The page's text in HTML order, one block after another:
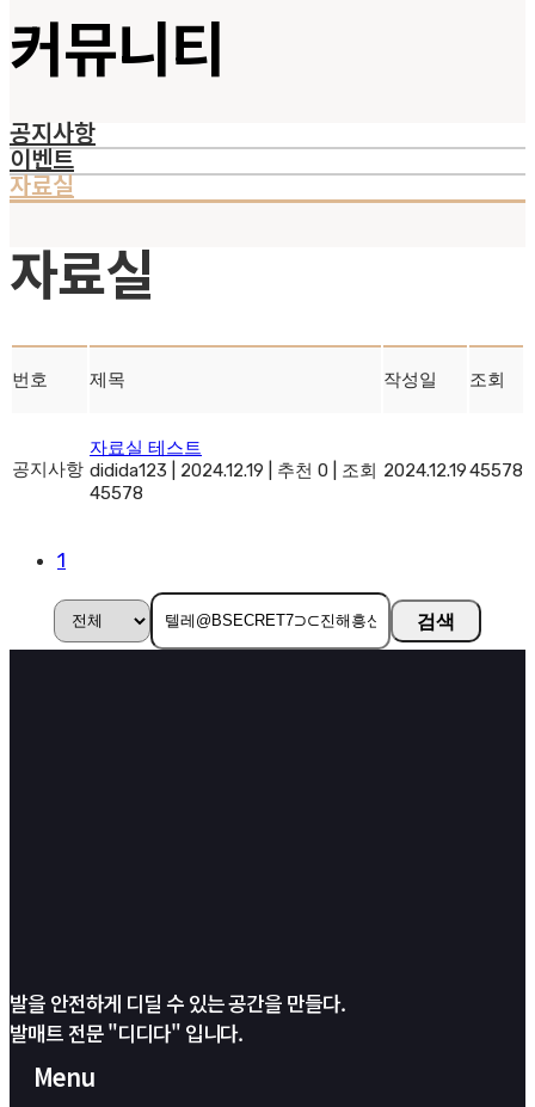
커뮤니티
공지사항
이벤트
자료실
자료실
번호 제목 작성일 조회
공지사항
자료실 테스트
didida123
2024.12.19 추천 0
조회
45578
2024.12.1945578
1
검색
발을 안전하게 디딜 수 있는 공간을 만들다.
발매트 전문 "디디다" 입니다.
Menu